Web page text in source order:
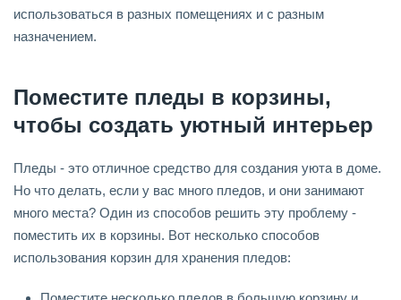
использоваться в разных помещениях и с разным
назначением.
Поместите пледы в корзины,
чтобы создать уютный интерьер
Пледы - это отличное средство для создания уюта в доме.
Но что делать, если у вас много пледов, и они занимают
много места? Один из способов решить эту проблему -
поместить их в корзины. Вот несколько способов
использования корзин для хранения пледов: